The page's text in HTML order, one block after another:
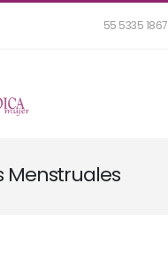
55 5335 1867
Menstruales